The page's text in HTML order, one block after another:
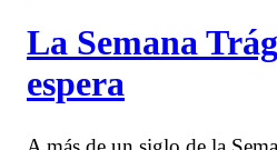
La Semana
espera